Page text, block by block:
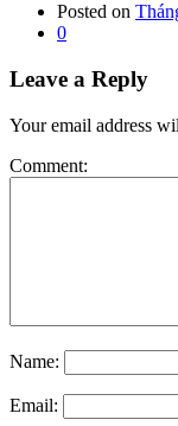
Posted on
0
Leave a Reply
Your email address
Comment:
Name:
Email: